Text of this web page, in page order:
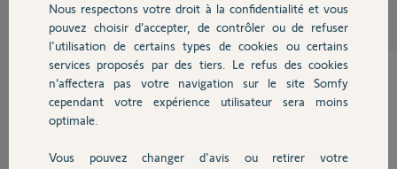
Chauffage
Autres produits
Participer au fil de discussion
Dans ce cas, attendre la réponse des Yellow's sur ce post.
il y a plus de 10 ans
Nous respectons votre droit à la confidentialité et vous
pouvez choisir d’accepter, de contrôler ou de refuser
l'utilisation de certains types de cookies ou certains
services proposés par des tiers. Le refus des cookies
n’affectera pas votre navigation sur le site Somfy
cependant votre expérience utilisateur sera moins
optimale.
Vous pouvez changer d'avis ou retirer votre